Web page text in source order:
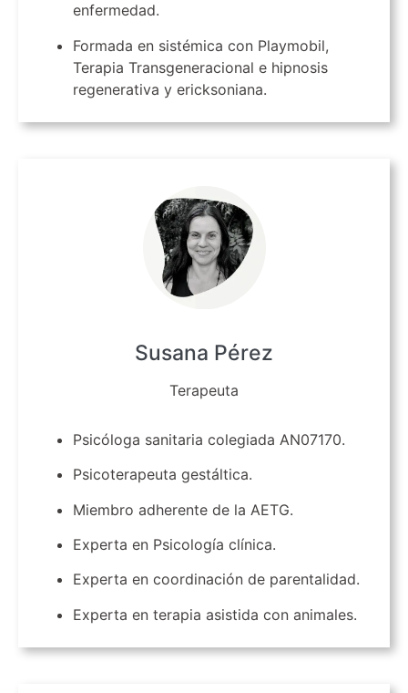
enfermedad.
Formada en sistémica con Playmobil,
Terapia Transgeneracional e hipnosis
regenerativa y ericksoniana.
Susana Pérez
Terapeuta
Psicóloga sanitaria colegiada AN07170.
Psicoterapeuta gestáltica.
Miembro adherente de la AETG.
Experta en Psicología clínica.
Experta en coordinación de parentalidad.
Experta en terapia asistida con animales.